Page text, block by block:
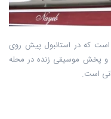
است که در استانبول پیش روی
با ۱۲۰ نفر گنجایش و پخش موسیقی زنده در محله
است.